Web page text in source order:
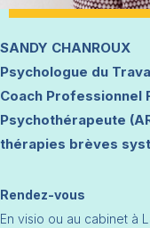
SANDY CHANROUX
Psychologue du
Coach Professionnel
Psychothérapeute
thérapies brèves
Rendez-vous
En visio ou au cabinet à